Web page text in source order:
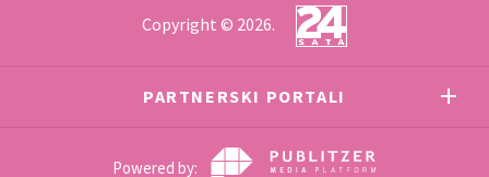
Copyright © 2026.
PARTNERSKI PORTALI
Powered by: